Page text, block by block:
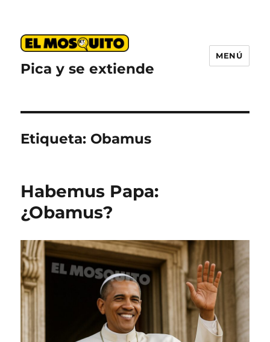
Pica y se extiende
MENÚ
Etiqueta: Obamus
Habemus Papa:
¿Obamus?